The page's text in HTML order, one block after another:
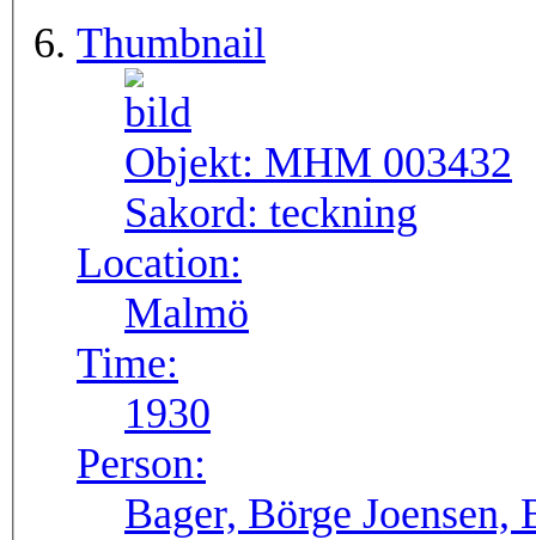
Thumbnail
Objekt: MHM 003432
Sakord: teckning
Location:
Malmö
Time:
1930
Person:
Bager, Börge